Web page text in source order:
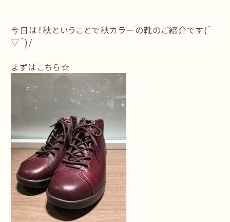
今日は！秋ということで秋カラーの靴のご紹介です(＾
▽＾)/
まずはこちら☆